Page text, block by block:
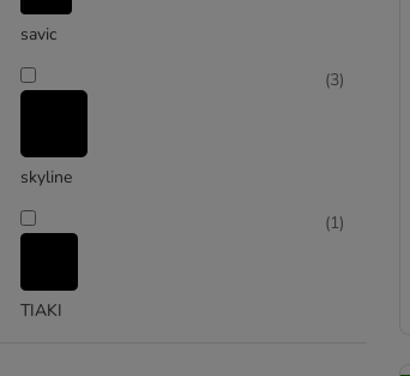
savic
skyline
(3)
TIAKI
(1)